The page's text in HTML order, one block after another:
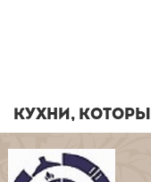
КУХНИ,